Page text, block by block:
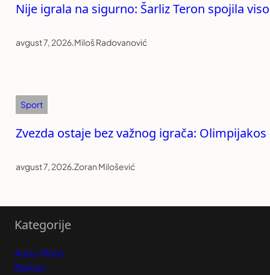
Nije igrala na sigurno: Šarliz Teron spojila
avgust 7, 2026.Miloš Radovanović
Sport
Zvezda ostaje bez važnog igrača:
avgust 7, 2026.Zoran Milošević
Kategorije
Auto-Moto
Balkan